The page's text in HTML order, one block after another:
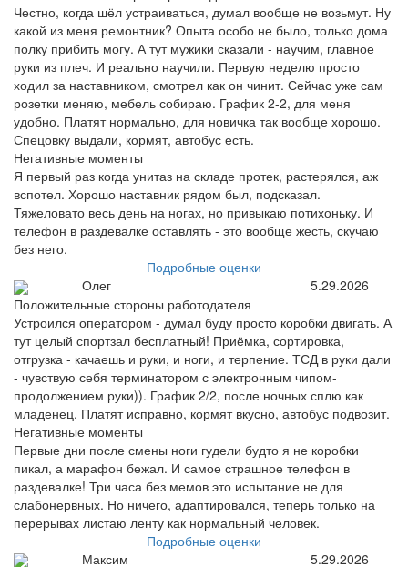
Честно, когда шёл устраиваться, думал вообще не возьмут. Ну
какой из меня ремонтник? Опыта особо не было, только дома
полку прибить могу. А тут мужики сказали - научим, главное
руки из плеч. И реально научили. Первую неделю просто
ходил за наставником, смотрел как он чинит. Сейчас уже сам
розетки меняю, мебель собираю. График 2-2, для меня
удобно. Платят нормально, для новичка так вообще хорошо.
Спецовку выдали, кормят, автобус есть.
Негативные моменты
Я первый раз когда унитаз на складе протек, растерялся, аж
вспотел. Хорошо наставник рядом был, подсказал.
Тяжеловато весь день на ногах, но привыкаю потихоньку. И
телефон в раздевалке оставлять - это вообще жесть, скучаю
без него.
Подробные оценки
Олег
5.29.2026
Положительные стороны работодателя
Устроился оператором - думал буду просто коробки двигать. А
тут целый спортзал бесплатный! Приёмка, сортировка,
отгрузка - качаешь и руки, и ноги, и терпение. ТСД в руки дали
- чувствую себя терминатором с электронным чипом-
продолжением руки)). График 2/2, после ночных сплю как
младенец. Платят исправно, кормят вкусно, автобус подвозит.
Негативные моменты
Первые дни после смены ноги гудели будто я не коробки
пикал, а марафон бежал. И самое страшное телефон в
раздевалке! Три часа без мемов это испытание не для
слабонервных. Но ничего, адаптировался, теперь только на
перерывах листаю ленту как нормальный человек.
Подробные оценки
Максим
5.29.2026